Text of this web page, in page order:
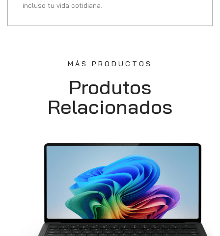
incluso tu vida cotidiana.
MÁS PRODUCTOS
Produtos
Relacionados